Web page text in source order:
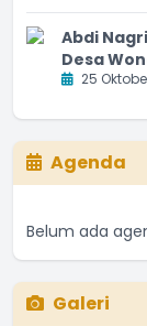
Abdi
Desa
25
Agenda
Belum ada
Galeri